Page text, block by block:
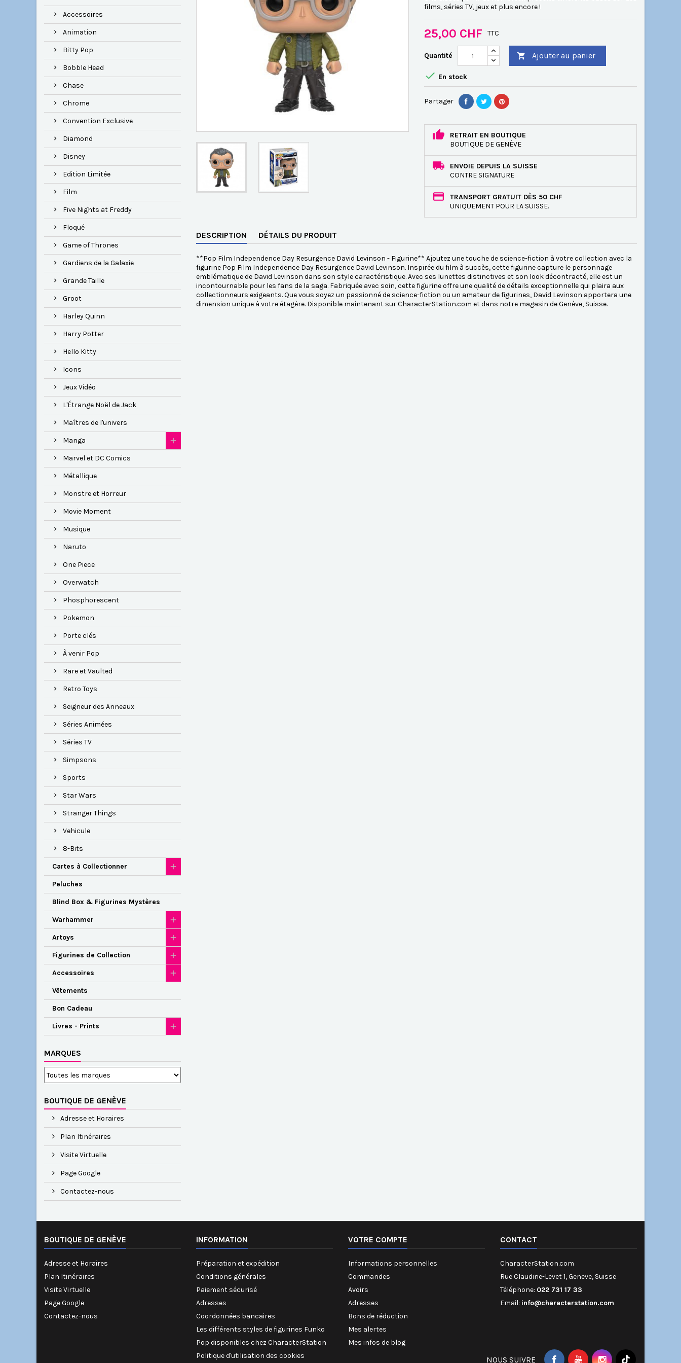
Accessoires
Animation
Bitty Pop
Bobble Head
Chase
Chrome
Convention Exclusive
Diamond
Disney
Edition Limitée
Film
Five Nights at Freddy
Floqué
Game of Thrones
Gardiens de la Galaxie
Grande Taille
Groot
Harley Quinn
Harry Potter
Hello Kitty
Icons
Jeux Vidéo
L'Étrange Noël de Jack
Maîtres de l'univers
Manga
Marvel et DC Comics
Métallique
Monstre et Horreur
Movie Moment
Musique
Naruto
One Piece
Overwatch
Phosphorescent
Pokemon
Porte clés
À venir Pop
Rare et Vaulted
Retro Toys
Seigneur des Anneaux
Séries Animées
Séries TV
Simpsons
Sports
Star Wars
Stranger Things
Vehicule
8-Bits
Cartes à Collectionner
Peluches
Blind Box & Figurines Mystères
Warhammer
Artoys
Figurines de Collection
Accessoires
Vêtements
Bon Cadeau
Livres - Prints
MARQUES
BOUTIQUE DE GENÈVE
Adresse et Horaires
Plan Itinéraires
Visite Virtuelle
Page Google
Contactez-nous
films, séries TV, jeux et plus encore !
25,00 CHF TTC
Quantité  Ajouter au panier
 En stock
Partager
RETRAIT EN BOUTIQUE
BOUTIQUE DE GENÈVE
ENVOIE DEPUIS LA SUISSE
CONTRE SIGNATURE
TRANSPORT GRATUIT DÈS 50 CHF
UNIQUEMENT POUR LA SUISSE.
DESCRIPTION DÉTAILS DU PRODUIT
**Pop Film Independence Day Resurgence David Levinson - Figurine** Ajoutez une touche de science-fiction à votre collection avec la
figurine Pop Film Independence Day Resurgence David Levinson. Inspirée du film à succès, cette figurine capture le personnage
emblématique de David Levinson dans son style caractéristique. Avec ses lunettes distinctives et son look décontracté, elle est un
incontournable pour les fans de la saga. Fabriquée avec soin, cette figurine offre une qualité de détails exceptionnelle qui plaira aux
collectionneurs exigeants. Que vous soyez un passionné de science-fiction ou un amateur de figurines, David Levinson apportera une
dimension unique à votre étagère. Disponible maintenant sur CharacterStation.com et dans notre magasin de Genève, Suisse.
BOUTIQUE DE GENÈVE
Adresse et Horaires
Plan Itinéraires
Visite Virtuelle
Page Google
Contactez-nous
INFORMATION
Préparation et expédition
Conditions générales
Paiement sécurisé
Adresses
Coordonnées bancaires
Les différents styles de figurines Funko
Pop disponibles chez CharacterStation
Politique d'utilisation des cookies
VOTRE COMPTE
Informations personnelles
Commandes
Avoirs
Adresses
Bons de réduction
Mes alertes
Mes infos de blog
CONTACT
CharacterStation.com
Rue Claudine-Levet 1, Geneve, Suisse
Téléphone: 022 731 17 33
Email: info@characterstation.com
NOUS SUIVRE